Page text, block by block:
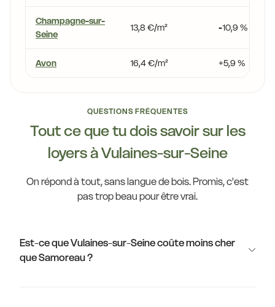
Champagne-sur-
Seine
13,8 €/m² -10,9 %
Avon 16,4 €/m² +5,9 %
QUESTIONS FRÉQUENTES
Tout ce que tu dois savoir sur les
loyers à Vulaines-sur-Seine
On répond à tout, sans langue de bois. Promis, c'est
pas trop beau pour être vrai.
Est-ce que Vulaines-sur-Seine coûte moins cher
que Samoreau ?